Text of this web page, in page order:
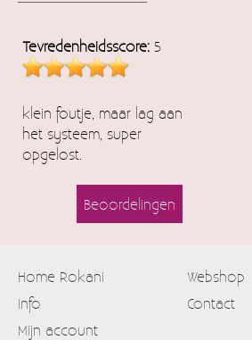
Tevredenheidsscore: 5
klein foutje, maar lag aan
het systeem, super
opgelost.
Beoordelingen
Home Rokani
Webshop
Info
Contact
Mijn account